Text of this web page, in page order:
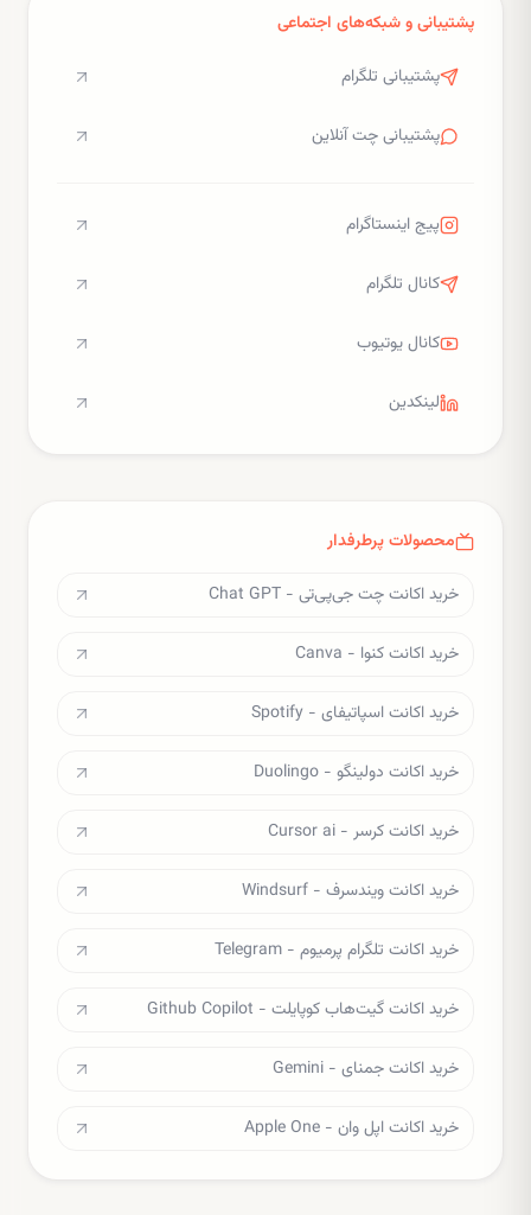
پشتیبانی و شبکه‌های اجتماعی
پشتیبانی تلگرام
پشتیبانی چت آنلاین
پیج اینستاگرام
کانال تلگرام
کانال یوتیوب
لینکدین
محصولات پرطرفدار
خرید اکانت چت جی‌پی‌تی - Chat GPT
خرید اکانت کنوا - Canva
خرید اکانت اسپاتیفای - Spotify
خرید اکانت دولینگو - Duolingo
خرید اکانت کرسر - Cursor ai
خرید اکانت ویندسرف - Windsurf
خرید اکانت تلگرام پرمیوم - Telegram
خرید اکانت گیت‌هاب کوپایلت - Github Copilot
خرید اکانت جمنای - Gemini
خرید اکانت اپل وان - Apple One